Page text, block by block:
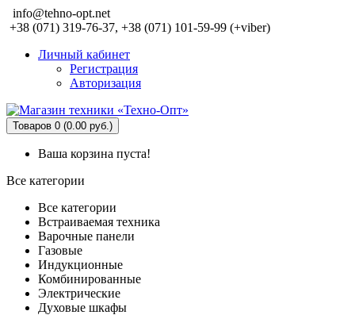
info@tehno-opt.net
+38 (071) 319-76-37, +38 (071) 101-59-99 (+viber)
Личный кабинет
Регистрация
Авторизация
Товаров 0 (0.00 руб.)
Ваша корзина пуста!
Все категории
Все категории
Встраиваемая техника
Варочные панели
Газовые
Индукционные
Комбинированные
Электрические
Духовые шкафы